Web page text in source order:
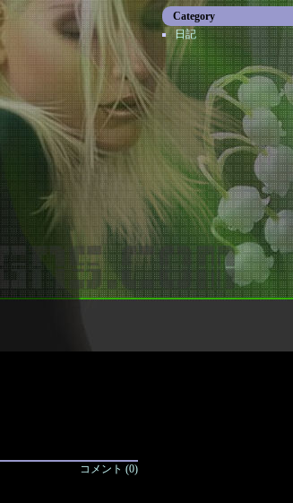
Category
日記
コメント (0)